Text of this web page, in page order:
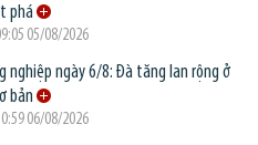
phá
05/08/2026
nghiệp ngày 6/8: Đà tăng lan rộng ở
bản
06/08/2026